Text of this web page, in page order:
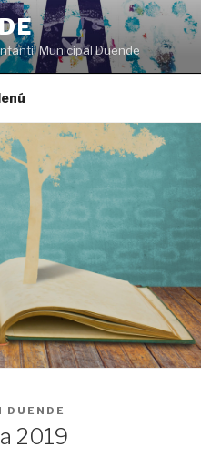
Municipal Duende
DUENDE
2019